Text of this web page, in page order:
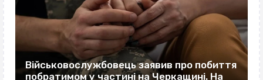
Військовослужбовець заявив про побиття
побратимом у частині на Черкащині. На